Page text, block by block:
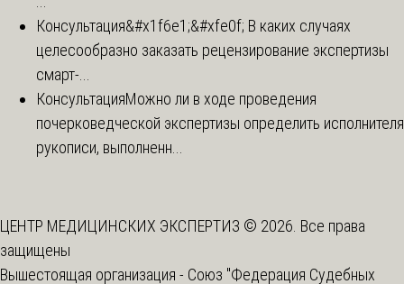
Консультация&#x1f6e1;&#xfe0f; В каких случаях
целесообразно заказать рецензирование экспертизы
смарт-...
КонсультацияМожно ли в ходе проведения
почерковедческой экспертизы определить исполнителя
рукописи, выполненн...
ЦЕНТР МЕДИЦИНСКИХ ЭКСПЕРТИЗ © 2026. Все права
защищены
Вышестоящая организация - Союз "Федерация Судебных